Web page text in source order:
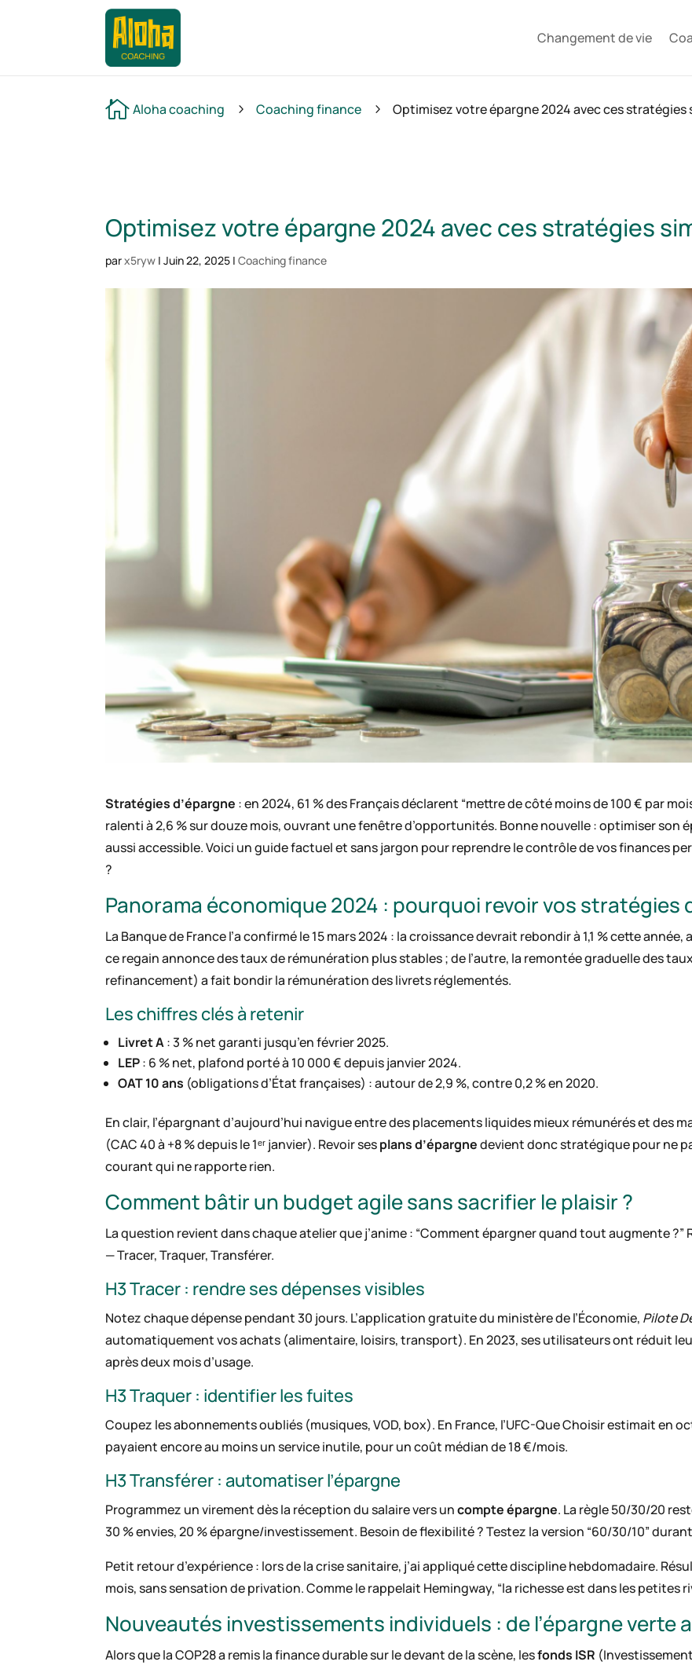
Changement de vie
 Aloha coaching 5 Coaching finance 5 Optimisez votre épargne 2024 avec ces stratégies
Optimisez votre épargne 2024 avec ces stratégies
parx5ryw |Juin 22, 2025 |Coaching finance
Stratégies d’épargne : en 2024, 61 % des Français déclarent “mettre de côté moins de 100 € par
ralenti à 2,6 % sur douze mois, ouvrant une fenêtre d’opportunités. Bonne nouvelle : optimiser son
aussi accessible. Voici un guide factuel et sans jargon pour reprendre le contrôle de vos finances
?
Panorama économique 2024 : pourquoi revoir vos stratégies
La Banque de France l’a confirmé le 15 mars 2024 : la croissance devrait rebondir à 1,1 % cette
ce regain annonce des taux de rémunération plus stables ; de l’autre, la remontée graduelle des
refinancement) a fait bondir la rémunération des livrets réglementés.
Les chiffres clés à retenir
Livret A: 3 % net garanti jusqu’en février 2025.
LEP: 6 % net, plafond porté à 10 000 € depuis janvier 2024.
OAT 10 ans (obligations d’État françaises) : autour de 2,9 %, contre 0,2 % en 2020.
En clair, l’épargnant d’aujourd’hui navigue entre des placements liquides mieux rémunérés et des
(CAC 40 à +8 % depuis le 1ᵉʳ janvier). Revoir sesplans d’épargnedevient donc stratégique pour ne
courant qui ne rapporte rien.
Comment bâtir un budget agile sans sacrifier le plaisir ?
La question revient dans chaque atelier que j’anime : “Comment épargner quand tout augmente ?”
— Tracer, Traquer, Transférer.
H3 Tracer : rendre ses dépenses visibles
Notez chaque dépense pendant 30 jours. L’application gratuite du ministère de l’Économie, Pilote
automatiquement vos achats (alimentaire, loisirs, transport). En 2023, ses utilisateurs ont réduit
après deux mois d’usage.
H3 Traquer : identifier les fuites
Coupez les abonnements oubliés (musiques, VOD, box). En France, l’UFC-Que Choisir estimait en
payaient encore au moins un service inutile, pour un coût médian de 18 €/mois.
H3 Transférer : automatiser l’épargne
Programmez un virement dès la réception du salaire vers uncompte épargne. La règle 50/30/20
30 % envies, 20 % épargne/investissement. Besoin de flexibilité ? Testez la version “60/30/10”
Petit retour d’expérience : lors de la crise sanitaire, j’ai appliqué cette discipline hebdomadaire.
mois, sans sensation de privation. Comme le rappelait Hemingway, “la richesse est dans les petites
Nouveautés investissements individuels : de l’épargne verte
Alors que la COP28 a remis la finance durable sur le devant de la scène, lesfonds ISR